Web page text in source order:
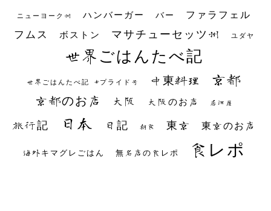
ニューヨーク州 ハンバーガー バー ファラフェル
フムス ボストン マサチューセッツ州 ユダヤ
世界ごはんたべ記
世界ごはんたべ記 #プライド号 中東料理 京都
京都のお店 大阪 大阪のお店 居酒屋
旅行記 日本 日記 朝食 東京 東京のお店
海外キマグレごはん 無名店の食レポ 食レポ